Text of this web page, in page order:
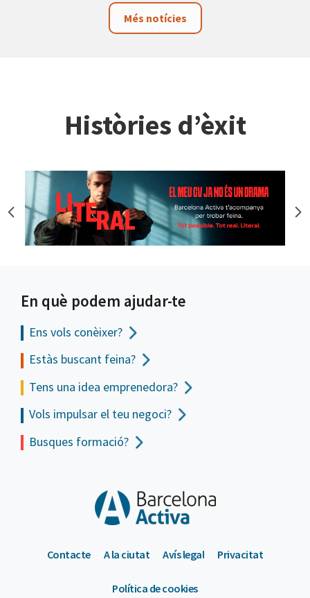
Més notícies
Històries d’èxit
En què podem ajudar-te
Ens vols conèixer?
Estàs buscant feina?
Tens una idea emprenedora?
Vols impulsar el teu negoci?
Busques formació?
Contacte A la ciutat Avís legal Privacitat
Política de cookies